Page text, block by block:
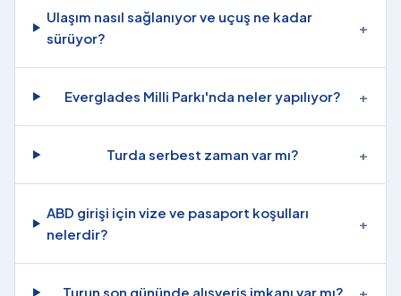
Ulaşım nasıl sağlanıyor ve uçuş ne kadar
sürüyor?
+
Everglades Milli Parkı'nda neler yapılıyor? +
Turda serbest zaman var mı? +
ABD girişi için vize ve pasaport koşulları
nelerdir?
+
Turun son gününde alışveriş imkanı var mı? +